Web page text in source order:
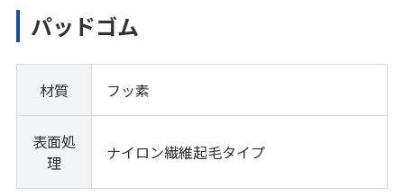
パッドゴム
材質 フッ素
表面処
理
ナイロン繊維起毛タイプ